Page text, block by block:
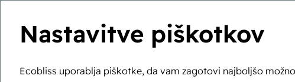
Nastavitve piškotkov
Ecobliss uporablja piškotke, da vam zagotovi najboljšo